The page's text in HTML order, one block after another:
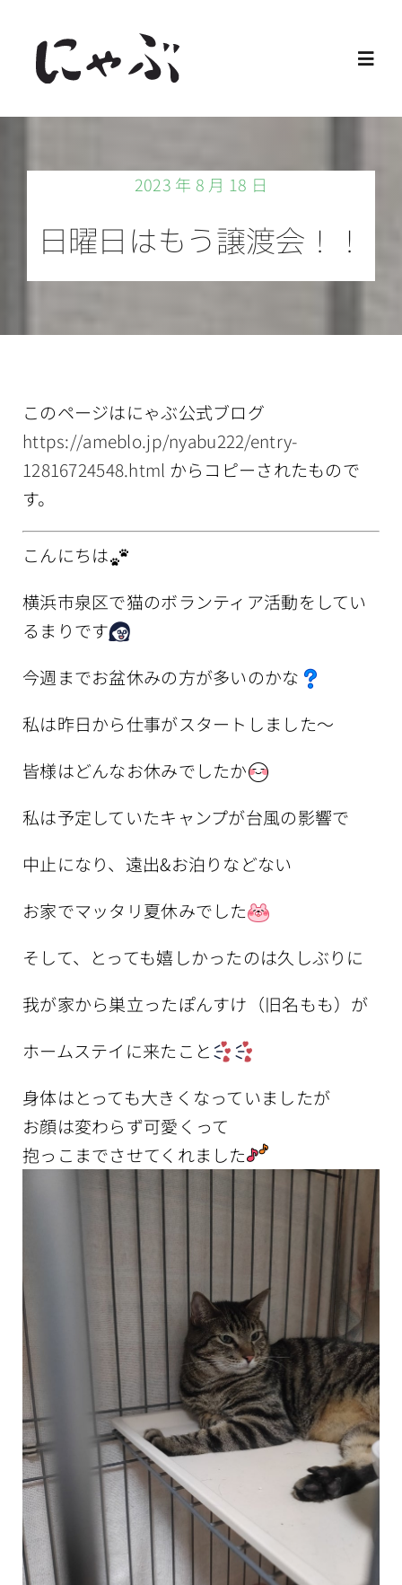
content
譲渡会
2023 年 8 月 18 日
日曜日はもう譲渡会！！
このページはにゃぶ公式ブログ
https://ameblo.jp/nyabu222/entry-
12816724548.html からコピーされたもので
す。
こんにちは
横浜市泉区で猫のボランティア活動をしてい
るまりです
今週までお盆休みの方が多いのかな
私は昨日から仕事がスタートしました〜
皆様はどんなお休みでしたか
私は予定していたキャンプが台風の影響で
中止になり、遠出&お泊りなどない
お家でマッタリ夏休みでした
そして、とっても嬉しかったのは久しぶりに
我が家から巣立ったぽんすけ（旧名もも）が
ホームステイに来たこと
身体はとっても大きくなっていましたが
お顔は変わらず可愛くって
抱っこまでさせてくれました